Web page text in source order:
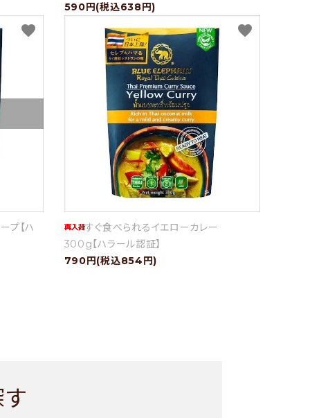
590円(税込638円)
プ【ハ
favorite
すぐ食べられるイエローカレー
300g【ハラール認証】
790円(税込854円)
favorite